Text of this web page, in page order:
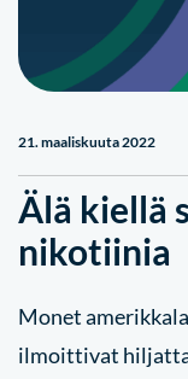
21. maaliskuuta 2022
Älä kiellä
nikotiinia
Monet
ilmoittivat